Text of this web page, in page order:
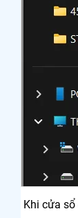
Khi cửa sổ